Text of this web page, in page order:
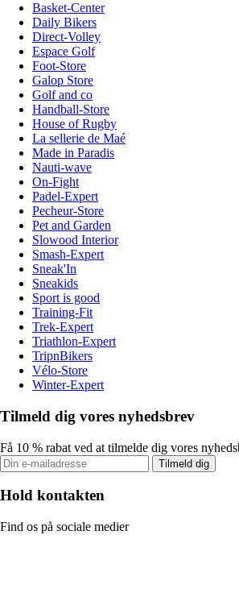
Basket-Center
Daily Bikers
Direct-Volley
Espace Golf
Foot-Store
Galop Store
Golf and co
Handball-Store
House of Rugby
La sellerie de Maé
Made in Paradis
Nauti-wave
On-Fight
Padel-Expert
Pecheur-Store
Pet and Garden
Slowood Interior
Smash-Expert
Sneak'In
Sneakids
Sport is good
Training-Fit
Trek-Expert
Triathlon-Expert
TripnBikers
Vélo-Store
Winter-Expert
Tilmeld dig vores nyhedsbrev
Få 10 % rabat ved at tilmelde dig vores
Tilmeld dig
Hold kontakten
Find os på sociale medier